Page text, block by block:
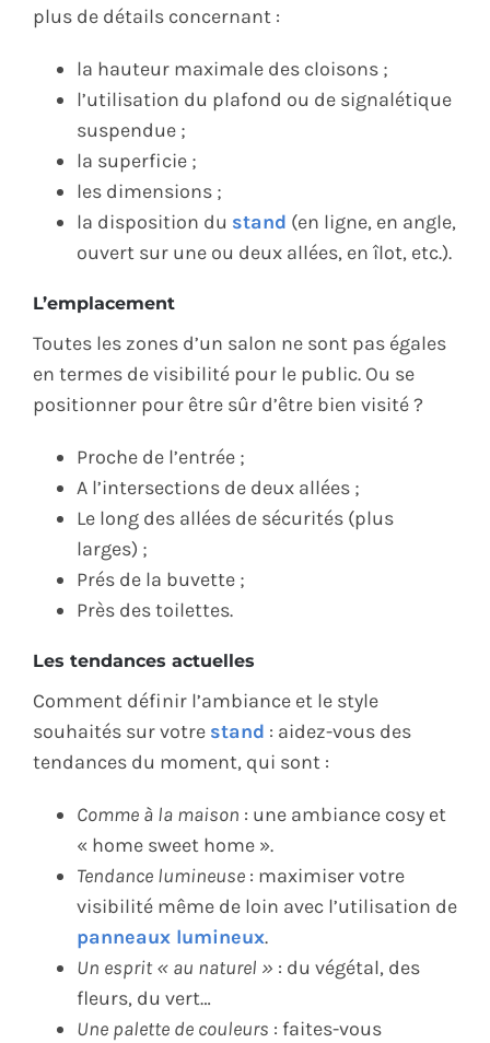
plus de détails concernant :
la hauteur maximale des cloisons ;
l’utilisation du plafond ou de signalétique
suspendue ;
la superficie ;
les dimensions ;
la disposition du stand (en ligne, en angle,
ouvert sur une ou deux allées, en îlot, etc.).
L’emplacement
Toutes les zones d’un salon ne sont pas égales
en termes de visibilité pour le public. Ou se
positionner pour être sûr d’être bien visité ?
Proche de l’entrée ;
A l’intersections de deux allées ;
Le long des allées de sécurités (plus
larges) ;
Prés de la buvette ;
Près des toilettes.
Les tendances actuelles
Comment définir l’ambiance et le style
souhaités sur votre stand : aidez-vous des
tendances du moment, qui sont :
Comme à la maison : une ambiance cosy et
« home sweet home ».
Tendance lumineuse : maximiser votre
visibilité même de loin avec l’utilisation de
panneaux lumineux.
Un esprit « au naturel » : du végétal, des
fleurs, du vert…
Une palette de couleurs : faites-vous